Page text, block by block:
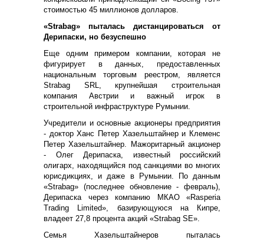
стоимостью 45 миллионов долларов.
«Strabag»
пыталась дистанцироваться от
Дерипаски, но безуспешно
Еще одним примером компании, которая не
фигурирует в данных, предоставленных
национальным торговым реестром, является
Strabag SRL, крупнейшая строительная
компания Австрии и важный игрок в
строительной инфраструктуре Румынии.
Учредители и основные акционеры предприятия
- доктор Ханс Петер Хазельштайнер и Клеменс
Петер Хазельштайнер. Мажоритарный акционер
- Олег Дерипаска, известный российский
олигарх, находящийся под санкциями во многих
юрисдикциях, и даже в Румынии. По данным
«Strabag» (последнее обновление - февраль),
Дерипаска через компанию МКАО «Rasperia
Trading Limited», базирующуюся на Кипре,
владеет 27,8 процента акций «Strabag SE».
Семья Хазельштайнеров пыталась